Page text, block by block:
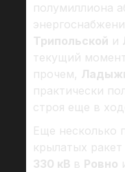
полумиллиона
Трипольской и
текущий
прочем,
практически
строя еще в
Еще несколько
крылатых
330 кВ в Ровно